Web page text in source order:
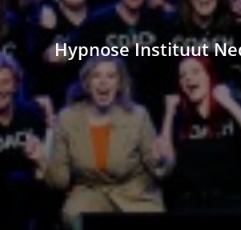
Hypnose Instituut